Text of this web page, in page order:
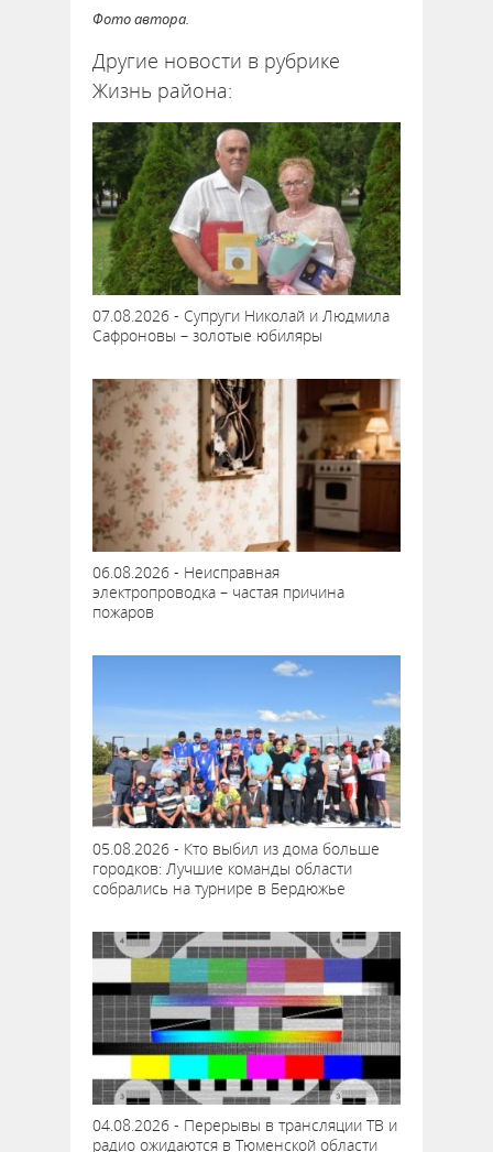
Фото автора.
Другие новости в рубрике
Жизнь района:
07.08.2026 - Супруги Николай и Людмила
Сафроновы – золотые юбиляры
06.08.2026 - Неисправная
электропроводка – частая причина
пожаров
05.08.2026 - Кто выбил из дома больше
городков: Лучшие команды области
собрались на турнире в Бердюжье
04.08.2026 - Перерывы в трансляции ТВ и
радио ожидаются в Тюменской области